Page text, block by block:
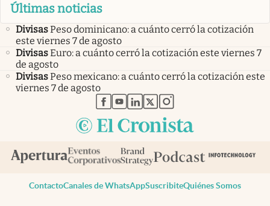
Últimas noticias
DivisasPeso dominicano: a cuánto cerró la cotización
este viernes 7 de agosto
DivisasEuro: a cuánto cerró la cotización este viernes 7
de agosto
DivisasPeso mexicano: a cuánto cerró la cotización este
viernes 7 de agosto
abre en nueva pestaña
abre en nueva pestaña
abre en nueva pestaña
abre en nueva pestaña
abre en nueva pestaña
ContactoCanales de WhatsAppSuscribiteQuiénes Somos